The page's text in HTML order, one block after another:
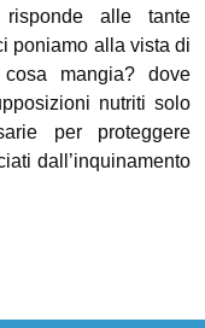
risponde alle tante
poniamo alla vista di
mangia? dove
nutriti solo
per proteggere
dall’inquinamento